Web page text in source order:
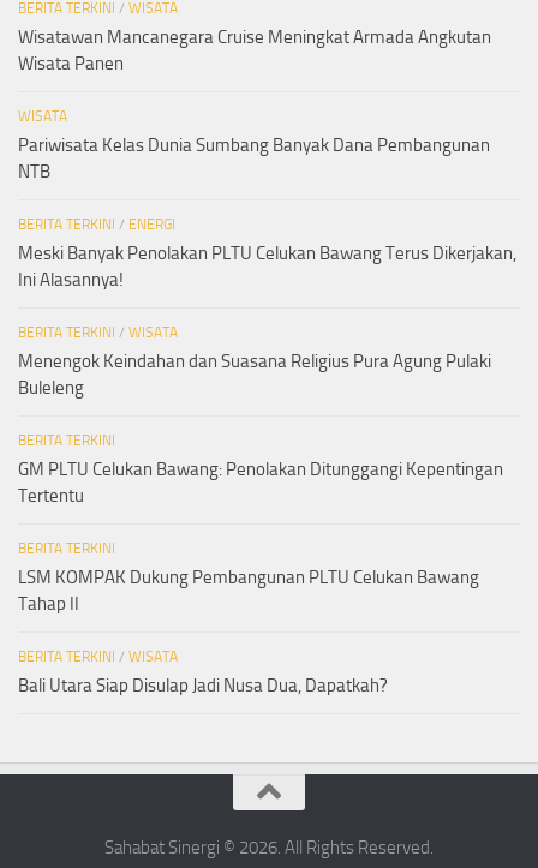
BERITA TERKINI / WISATA
Wisatawan Mancanegara Cruise Meningkat Armada Angkutan
Wisata Panen
WISATA
Pariwisata Kelas Dunia Sumbang Banyak Dana Pembangunan
NTB
BERITA TERKINI / ENERGI
Meski Banyak Penolakan PLTU Celukan Bawang Terus Dikerjakan,
Ini Alasannya!
BERITA TERKINI / WISATA
Menengok Keindahan dan Suasana Religius Pura Agung Pulaki
Buleleng
BERITA TERKINI
GM PLTU Celukan Bawang: Penolakan Ditunggangi Kepentingan
Tertentu
BERITA TERKINI
LSM KOMPAK Dukung Pembangunan PLTU Celukan Bawang
Tahap II
BERITA TERKINI / WISATA
Bali Utara Siap Disulap Jadi Nusa Dua, Dapatkah?
Sahabat Sinergi © 2026. All Rights Reserved.